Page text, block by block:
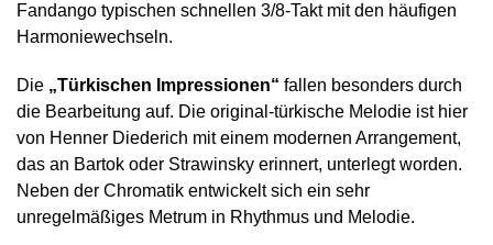
Fandango typischen schnellen 3/8-Takt mit den häufigen
Harmoniewechseln.
Die „Türkischen Impressionen“ fallen besonders durch
die Bearbeitung auf. Die original-türkische Melodie ist hier
von Henner Diederich mit einem modernen Arrangement,
das an Bartok oder Strawinsky erinnert, unterlegt worden.
Neben der Chromatik entwickelt sich ein sehr
unregelmäßiges Metrum in Rhythmus und Melodie.